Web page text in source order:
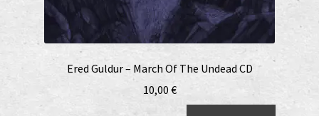
Ered Guldur – March Of The Undead CD
10,00€